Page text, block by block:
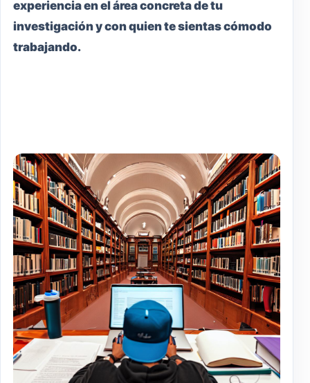
experiencia en el área concreta de tu
investigación y con quien te sientas cómodo
trabajando.